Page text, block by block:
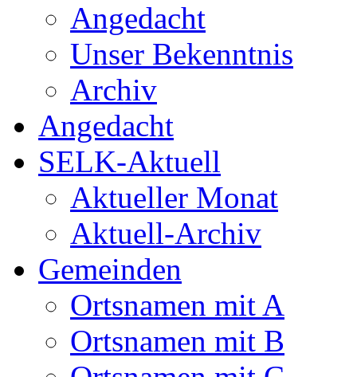
Angedacht
Unser Bekenntnis
Archiv
Angedacht
SELK-Aktuell
Aktueller Monat
Aktuell-Archiv
Gemeinden
Ortsnamen mit A
Ortsnamen mit B